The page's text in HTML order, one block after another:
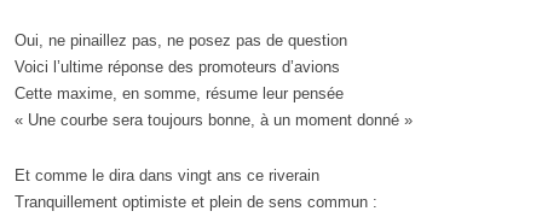
Oui, ne pinaillez pas, ne posez pas de question
Voici l’ultime réponse des promoteurs d’avions
Cette maxime, en somme, résume leur pensée
« Une courbe sera toujours bonne, à un moment donné »
Et comme le dira dans vingt ans ce riverain
Tranquillement optimiste et plein de sens commun :